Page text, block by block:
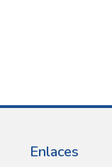
Enlaces